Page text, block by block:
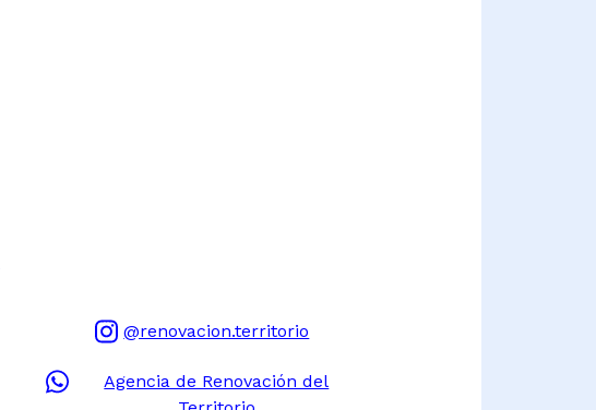
@renovacion.territorio
Agencia de Renovación del